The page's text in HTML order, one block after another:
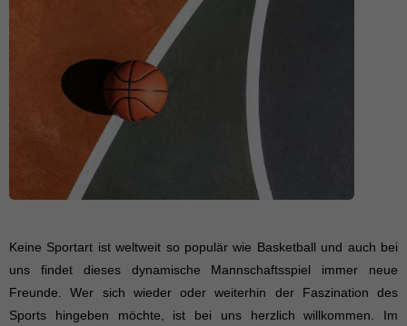
Keine Sportart ist weltweit so populär wie Basketball und auch bei
uns findet dieses dynamische Mannschaftsspiel immer neue
Freunde. Wer sich wieder oder weiterhin der Faszination des
Sports hingeben möchte, ist bei uns herzlich willkommen. Im